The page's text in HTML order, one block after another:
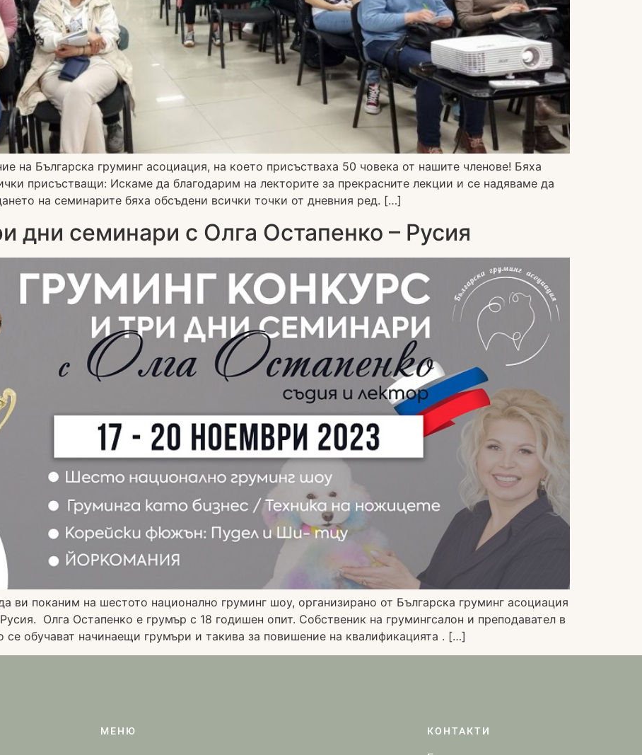
на Българска груминг асоциация, на което присъстваха 50 човека от нашите членове! Бяха
присъстващи: Искаме да благодарим на лекторите за прекрасните лекции и се надяваме да
на семинарите бяха обсъдени всички точки от дневния ред. […]
дни семинари с Олга Остапенко – Русия
ви поканим на шестото национално груминг шоу, организирано от Българска груминг асоциация
Олга Остапенко е грумър с 18 годишен опит. Собственик на грумингсалон и преподавател в
се обучават начинаещи грумъри и такива за повишение на квалификацията . […]
МЕНЮ КОНТАКТИ